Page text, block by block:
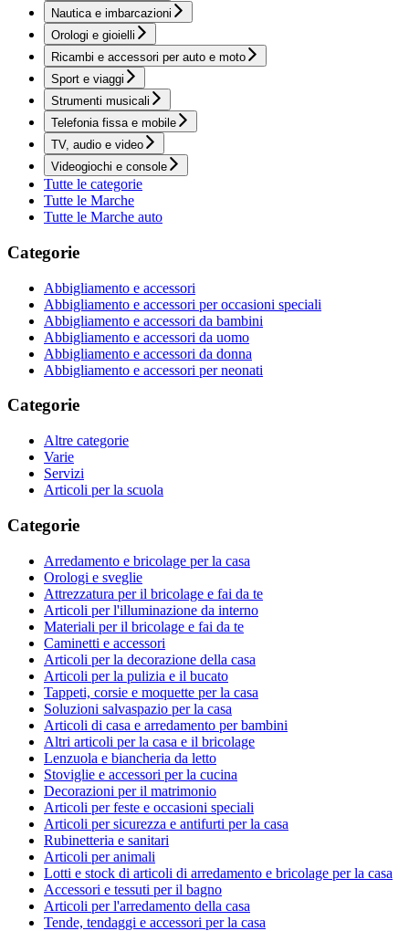
Nautica e imbarcazioni
Orologi e gioielli
Ricambi e accessori per auto e moto
Sport e viaggi
Strumenti musicali
Telefonia fissa e mobile
TV, audio e video
Videogiochi e console
Tutte le categorie
Tutte le Marche
Tutte le Marche auto
Categorie
Abbigliamento e accessori
Abbigliamento e accessori per occasioni speciali
Abbigliamento e accessori da bambini
Abbigliamento e accessori da uomo
Abbigliamento e accessori da donna
Abbigliamento e accessori per neonati
Categorie
Altre categorie
Varie
Servizi
Articoli per la scuola
Categorie
Arredamento e bricolage per la casa
Orologi e sveglie
Attrezzatura per il bricolage e fai da te
Articoli per l'illuminazione da interno
Materiali per il bricolage e fai da te
Caminetti e accessori
Articoli per la decorazione della casa
Articoli per la pulizia e il bucato
Tappeti, corsie e moquette per la casa
Soluzioni salvaspazio per la casa
Articoli di casa e arredamento per bambini
Altri articoli per la casa e il bricolage
Lenzuola e biancheria da letto
Stoviglie e accessori per la cucina
Decorazioni per il matrimonio
Articoli per feste e occasioni speciali
Articoli per sicurezza e antifurti per la casa
Rubinetteria e sanitari
Articoli per animali
Lotti e stock di articoli di arredamento e bricolage per la casa
Accessori e tessuti per il bagno
Articoli per l'arredamento della casa
Tende, tendaggi e accessori per la casa